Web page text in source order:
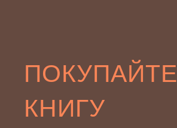
ПОКУПАЙТЕ
КНИГУ